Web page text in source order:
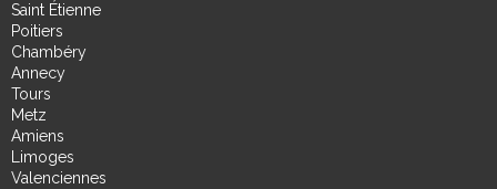
Saint Étienne
Poitiers
Chambéry
Annecy
Tours
Metz
Amiens
Limoges
Valenciennes